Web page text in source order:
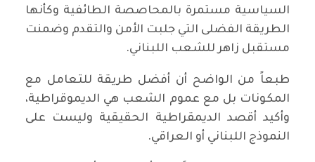
السياسية مستمرة بالمحاصصة الطائفية وكأنها
الطريقة الفضلى التي جلبت الأمن والتقدم وضمنت
مستقبل زاهر للشعب اللبناني.
طبعاً من الواضح أن أفضل طريقة للتعامل مع
المكونات بل مع عموم الشعب هي الديموقراطية،
وأكيد أقصد الديمقراطية الحقيقية وليست على
النموذج اللبناني أو العراقي.